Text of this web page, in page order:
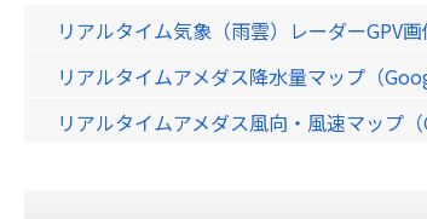
リアルタイム気象（雨雲）レーダーGPV
リアルタイムアメダス降水量マップ（
リアルタイムアメダス風向・風速マップ